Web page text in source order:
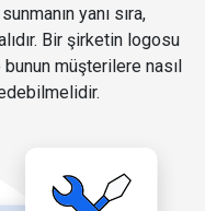
yanı sıra,
Bir şirketin logosu
bunun müşterilere nasıl